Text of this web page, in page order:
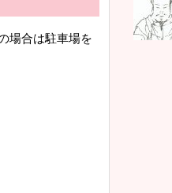
場合は駐車場を